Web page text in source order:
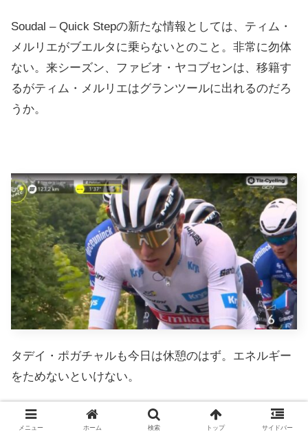
Soudal – Quick Stepの新たな情報としては、ティム・
メルリエがブエルタに乗らないとのこと。非常に勿体
ない。来シーズン、ファビオ・ヤコブセンは、移籍す
るがティム・メルリエはグランツールに出れるのだろ
うか。
タデイ・ポガチャルも今日は休憩のはず。エネルギー
をためないといけない。
メニュー ホーム 検索 トップ サイドバー